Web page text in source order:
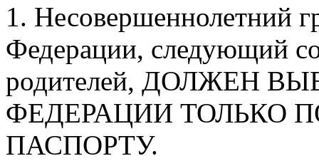
1. Несовершеннолетний
Федерации, следующий
родителей, ДОЛЖЕН
ФЕДЕРАЦИИ ТОЛЬКО
ПАСПОРТУ.